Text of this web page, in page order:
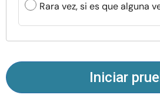
Idioma
nosotros
© Copyright 2026. Todos los
Rara vez, si es que alguna
Iniciar